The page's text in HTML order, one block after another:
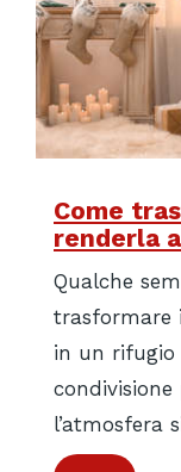
Come
renderla
Qualche
trasformare
in un rifugio
l’atmosfera